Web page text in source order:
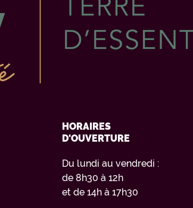
HORAIRES
D'OUVERTURE
Du lundi au vendredi :
de 8h30 à 12h
et de 14h à 17h30